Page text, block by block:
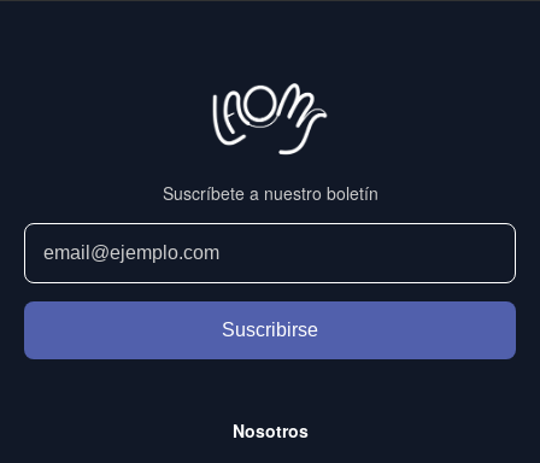
Suscríbete a nuestro boletín
Suscribirse
Nosotros